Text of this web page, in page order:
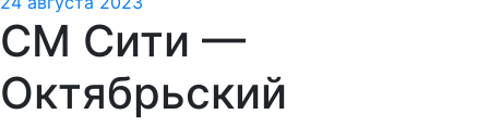
СМ Сити —
Октябрьский